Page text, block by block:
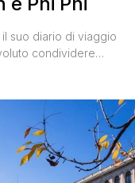
suo diario di viaggio
condividere
e soprattutto
[']